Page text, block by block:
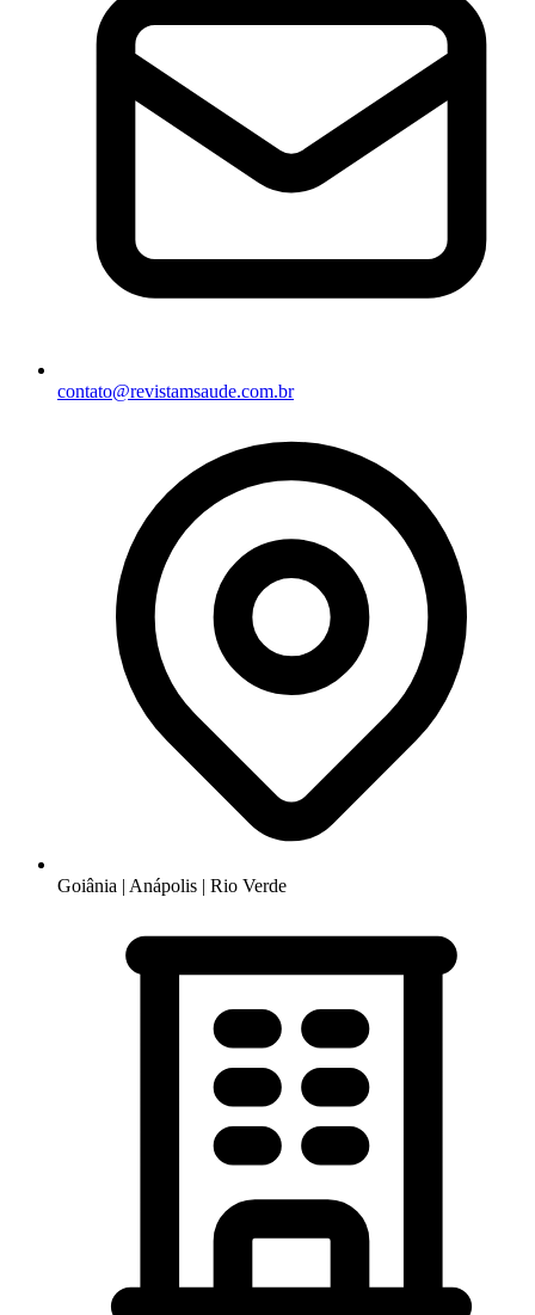
contato@revistamsaude.com.br
Goiânia | Anápolis | Rio Verde